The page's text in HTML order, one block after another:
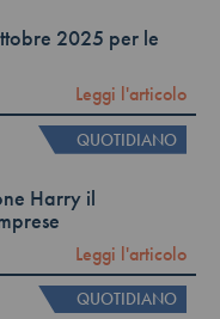
2025 per le
Leggi l'articolo
QUOTIDIANO
Harry il
Leggi l'articolo
QUOTIDIANO